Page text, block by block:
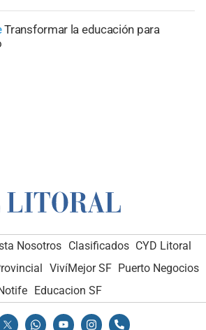
Transformar la educación para
Nosotros Clasificados CYD Litoral
VivíMejor SF Puerto Negocios
Educacion SF